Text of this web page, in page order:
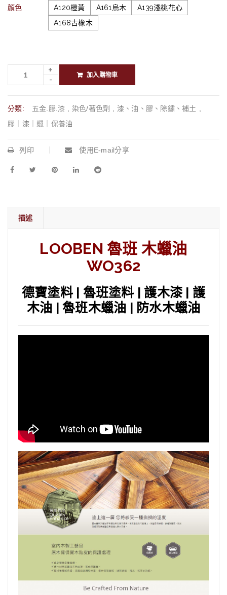
顏色
A120橙黃
A161烏木
A139淺桃花心
A168古橡木
加入購物車
分類: 五金.膠.漆 染色/著色劑 漆、油、膠、除鏽、補土
膠｜漆｜蠟｜保養油
列印 使用E-mail分享
描述
LOOBEN 魯班 木蠟油
WO362
德寶塗料 | 魯班塗料 | 護木漆 | 護
木油 | 魯班木蠟油 | 防水木蠟油